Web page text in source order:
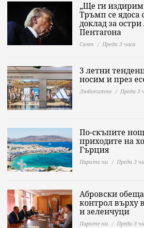
„Ще ги
Тръмп се ядоса
доклад за
Пентагона
Свят Преди 3 часа
3 летни
носим и през
Любопитно Преди 3
По-скъпите
приходите на
Гърция
Парите ни Преди 3
Абровски
контрол върху
и зеленчуци
Парите ни Преди 3